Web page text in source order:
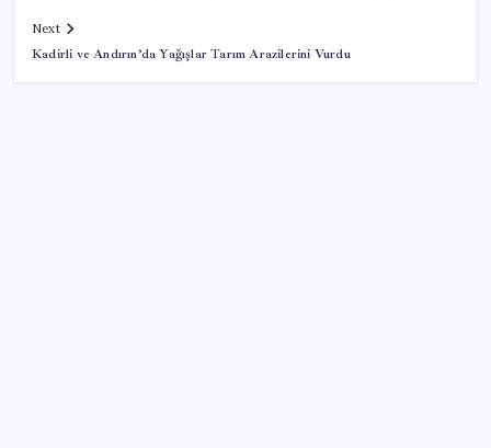
Next
Kadirli ve Andırın’da Yağışlar Tarım Arazilerini Vurdu